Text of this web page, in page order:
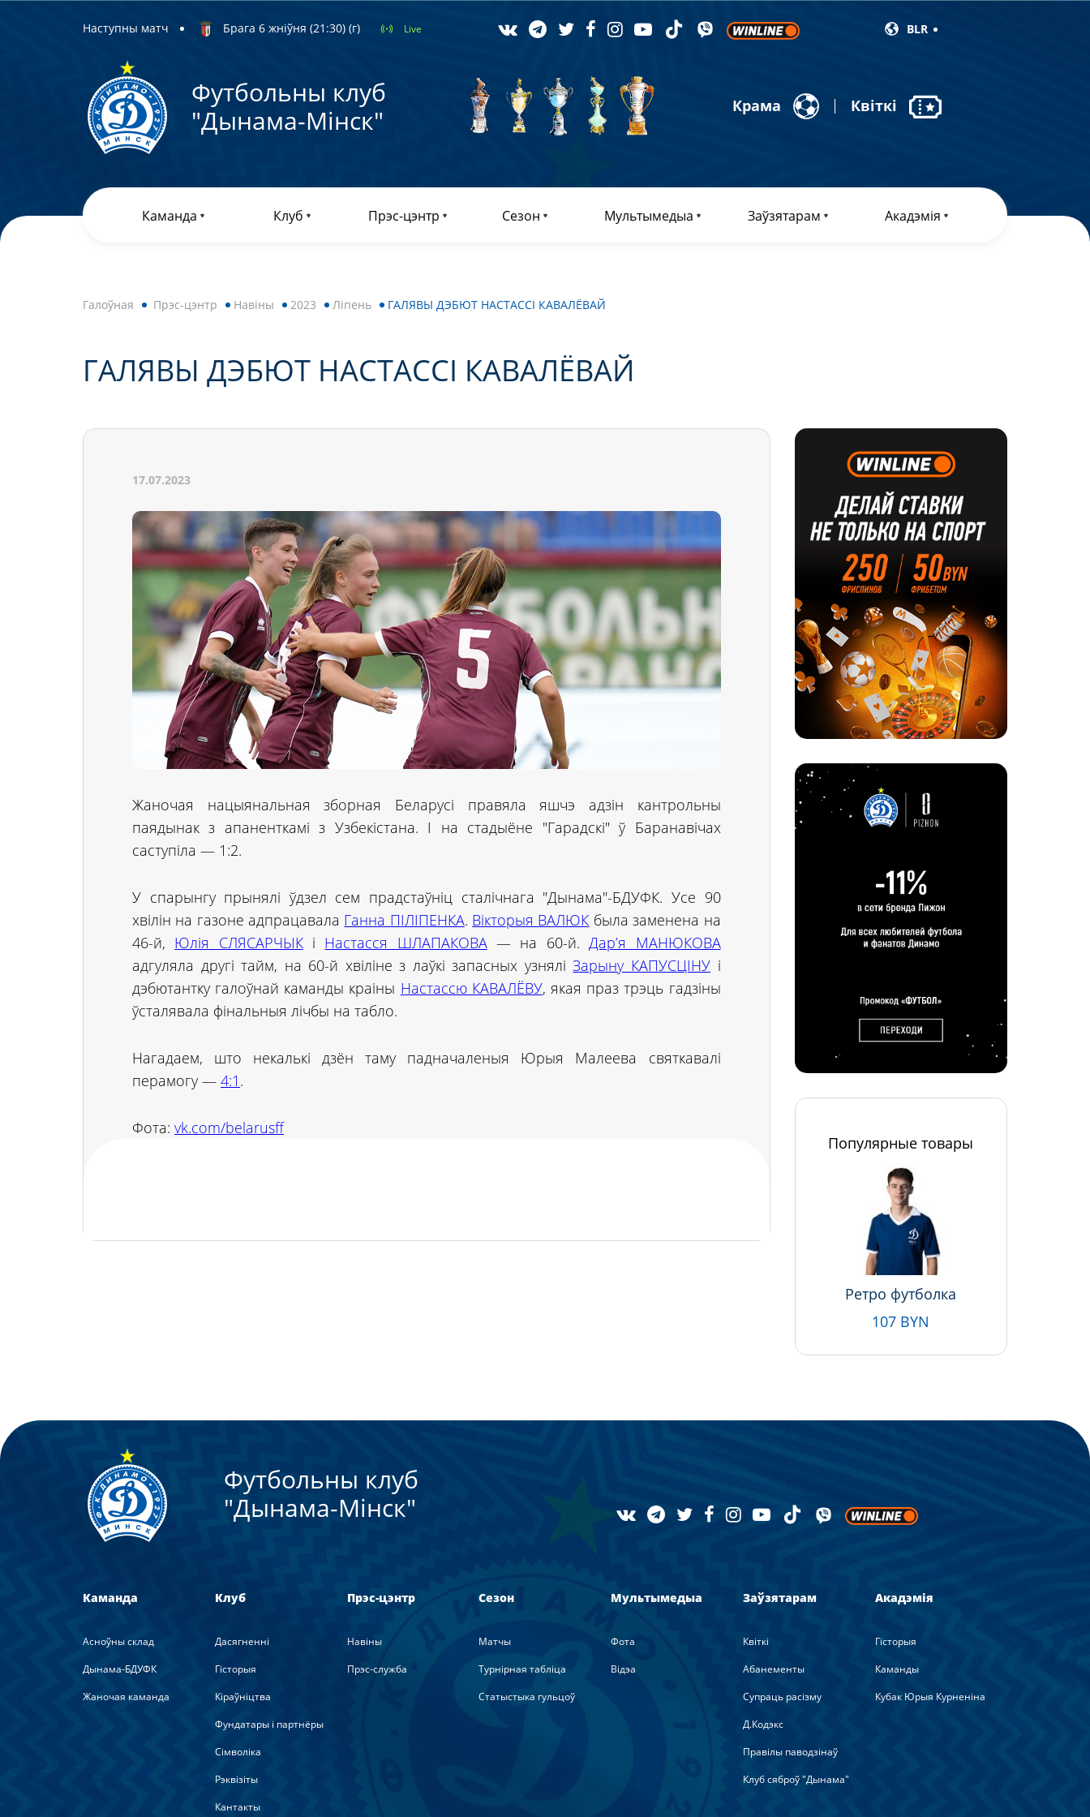
Наступны матч Брага 6 жніўня (21:30) (г) Live BLR
Футбольны клуб
"Дынама-Мiнск"
Крама Квіткі
Каманда Клуб Прэс-цэнтр Сезон Мультымедыа Заўзятарам Акадэмія
Галоўная Прэс-цэнтр Навiны 2023 Ліпень ГАЛЯВЫ ДЭБЮТ НАСТАССІ КАВАЛЁВАЙ
ГАЛЯВЫ ДЭБЮТ НАСТАССІ КАВАЛЁВАЙ
17.07.2023
Жаночая нацыянальная зборная Беларусі правяла яшчэ адзін кантрольны
паядынак з апаненткамі з Узбекістана. І на стадыёне "Гарадскі" ў Баранавічах
саступіла — 1:2.
У спарынгу прынялі ўдзел сем прадстаўніц сталічнага "Дынама"-БДУФК. Усе 90
хвілін на газоне адпрацавала Ганна ПІЛІПЕНКА. Вікторыя ВАЛЮК была заменена на
46-й, Юлія СЛЯСАРЧЫКі Настасся ШЛАПАКОВА— на 60-й. Дар’я МАНЮКОВА
адгуляла другі тайм, на 60-й хвіліне з лаўкі запасных узняліЗарыну КАПУСЦІНУі
дэбютантку галоўнай каманды краіны Настассю КАВАЛЁВУ, якая праз трэць гадзіны
ўсталявала фінальныя лічбы на табло.
Нагадаем, што некалькі дзён таму падначаленыя Юрыя Малеева святкавалі
перамогу — 4:1 .
Фота: vk.com/belarusff
Популярные товары
Ретро футболка
107 BYN
Футбольны клуб
"Дынама-Мiнск"
Каманда
Асноўны склад
Дынама-БДУФК
Жаночая каманда
Клуб
Дасягненні
Гісторыя
Кіраўніцтва
Фундатары і партнёры
Сімволіка
Рэквізіты
Кантакты
Прэс-цэнтр
Навiны
Прэс-служба
Сезон
Матчы
Турнірная табліца
Статыстыка гульцоў
Мультымедыа
Фота
Вiдэа
Заўзятарам
Квіткі
Абанементы
Супраць расізму
Д.Кодэкс
Правілы паводзінаў
Клуб сяброў "Дынама"
Акадэмія
Гісторыя
Каманды
Кубак Юрыя Курненіна